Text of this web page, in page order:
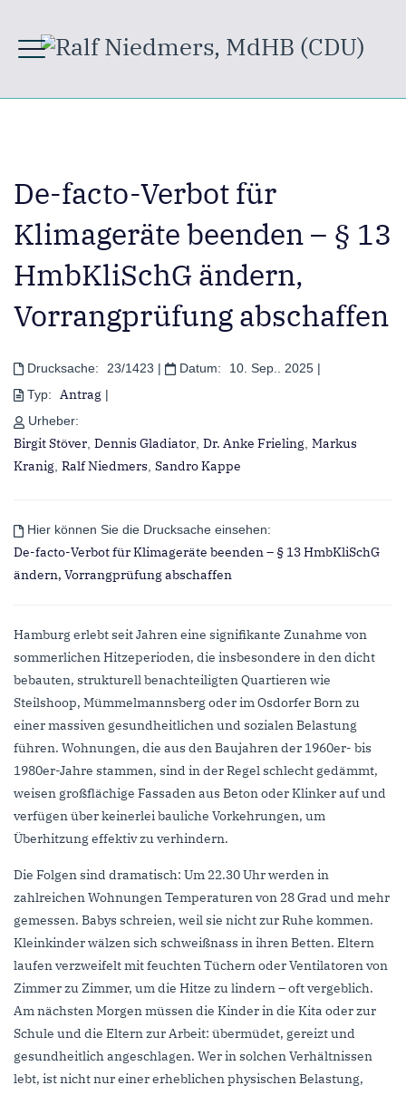
De-facto-Verbot für
Klimageräte beenden – § 13
HmbKliSchG ändern,
Vorrangprüfung abschaffen
Drucksache: 23/1423 | Datum: 10. Sep.. 2025 |
Typ:
Antrag |
Urheber:
Birgit Stöver, Dennis Gladiator, Dr. Anke Frieling, Markus
Kranig, Ralf Niedmers, Sandro Kappe
Hier können Sie die Drucksache einsehen:
De-facto-Verbot für Klimageräte beenden – § 13 HmbKliSchG
ändern, Vorrangprüfung abschaffen
Hamburg erlebt seit Jahren eine signifikante Zunahme von
sommerlichen Hitzeperioden, die insbesondere in den dicht
bebauten, strukturell benachteiligten Quartieren wie
Steilshoop, Mümmelmannsberg oder im Osdorfer Born zu
einer massiven gesundheitlichen und sozialen Belastung
führen. Wohnungen, die aus den Baujahren der 1960er- bis
1980er-Jahre stammen, sind in der Regel schlecht gedämmt,
weisen großflächige Fassaden aus Beton oder Klinker auf und
verfügen über keinerlei bauliche Vorkehrungen, um
Überhitzung effektiv zu verhindern.
Die Folgen sind dramatisch: Um 22.30 Uhr werden in
zahlreichen Wohnungen Temperaturen von 28 Grad und mehr
gemessen. Babys schreien, weil sie nicht zur Ruhe kommen.
Kleinkinder wälzen sich schweißnass in ihren Betten. Eltern
laufen verzweifelt mit feuchten Tüchern oder Ventilatoren von
Zimmer zu Zimmer, um die Hitze zu lindern – oft vergeblich.
Am nächsten Morgen müssen die Kinder in die Kita oder zur
Schule und die Eltern zur Arbeit: übermüdet, gereizt und
gesundheitlich angeschlagen. Wer in solchen Verhältnissen
lebt, ist nicht nur einer erheblichen physischen Belastung,